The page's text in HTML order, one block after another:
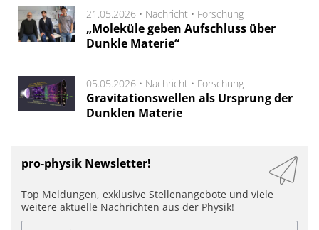
21.05.2026 • Nachricht • Forschung
„Moleküle geben Aufschluss über
Dunkle Materie“
05.05.2026 • Nachricht • Forschung
Gravitationswellen als Ursprung der
Dunklen Materie
pro-physik Newsletter!
Top Meldungen, exklusive Stellenangebote und viele
weitere aktuelle Nachrichten aus der Physik!